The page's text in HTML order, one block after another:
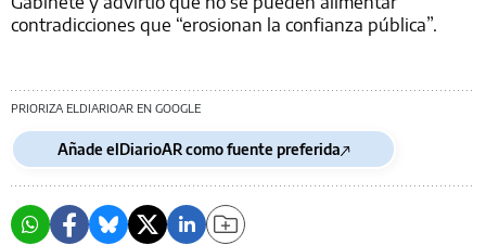
contradicciones que “erosionan la confianza pública”.
PRIORIZA ELDIARIOAR EN GOOGLE
Añade elDiarioAR como fuente preferida